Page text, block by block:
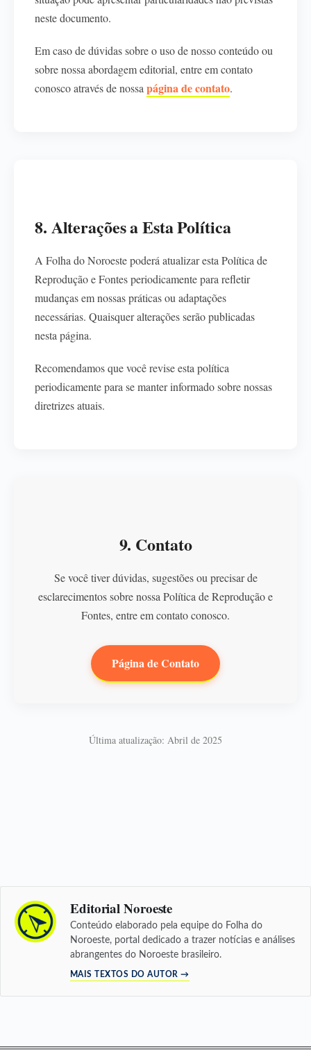
neste documento.
Em caso de dúvidas sobre o uso de nosso conteúdo ou
sobre nossa abordagem editorial, entre em contato
conosco através de nossa página de contato.
8. Alterações a Esta Política
A Folha do Noroeste poderá atualizar esta Política de
Reprodução e Fontes periodicamente para refletir
mudanças em nossas práticas ou adaptações
necessárias. Quaisquer alterações serão publicadas
nesta página.
Recomendamos que você revise esta política
periodicamente para se manter informado sobre nossas
diretrizes atuais.
9. Contato
Se você tiver dúvidas, sugestões ou precisar de
esclarecimentos sobre nossa Política de Reprodução e
Fontes, entre em contato conosco.
Página de Contato
Última atualização: Abril de 2025
Editorial Noroeste
Conteúdo elaborado pela equipe do Folha do
Noroeste, portal dedicado a trazer notícias e análises
abrangentes do Noroeste brasileiro.
MAIS TEXTOS DO AUTOR →